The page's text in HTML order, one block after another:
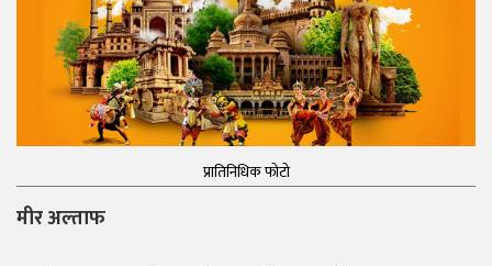
प्रातिनिधिक फोटो
मीर अल्ताफ